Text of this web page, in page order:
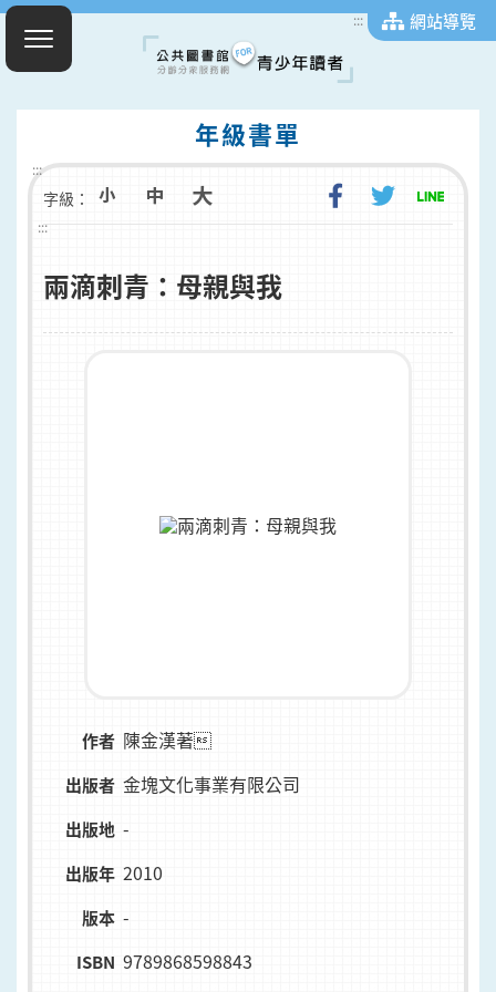
::: 網站導覽
年級書單
:::
字級：
:::
兩滴刺青：母親與我
作者 陳金漢著
出版者 金塊文化事業有限公司
出版地 -
出版年 2010
版本 -
ISBN 9789868598843